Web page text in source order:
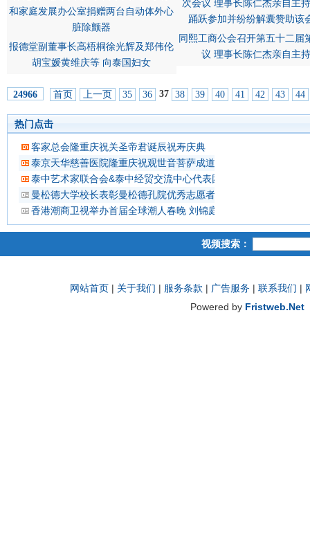
报德堂副董事长高梧桐徐光辉及郑伟伦
胡宝媛黄维庆等 向泰国妇女
同熙工商公会召开第五十二届
议 理事长陈仁杰亲自主
24966 首页 上一页 35 36 37 38 39 40 41 42 43 44
热门点击
客家总会隆重庆祝关圣帝君诞辰祝寿庆典
泰京天华慈善医院隆重庆祝观世音菩萨成道吉日延僧诵经祈福
泰中艺术家联合会&泰中经贸交流中心代表团 蔡义批会长率领抵
曼松德大学校长表彰曼松德孔院优秀志愿者教师
香港潮商卫视举办首届全球潮人春晚 刘锦庭等侨领出席
视频搜索：
网站首页 | 关于我们 | 服务条款 | 广告服务 | 联系我们 |
Powered by Fristweb.Net